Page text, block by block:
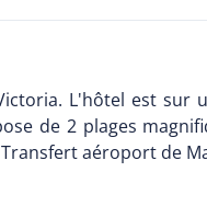
L'hôtel est sur
de 2 plages
aéroport de